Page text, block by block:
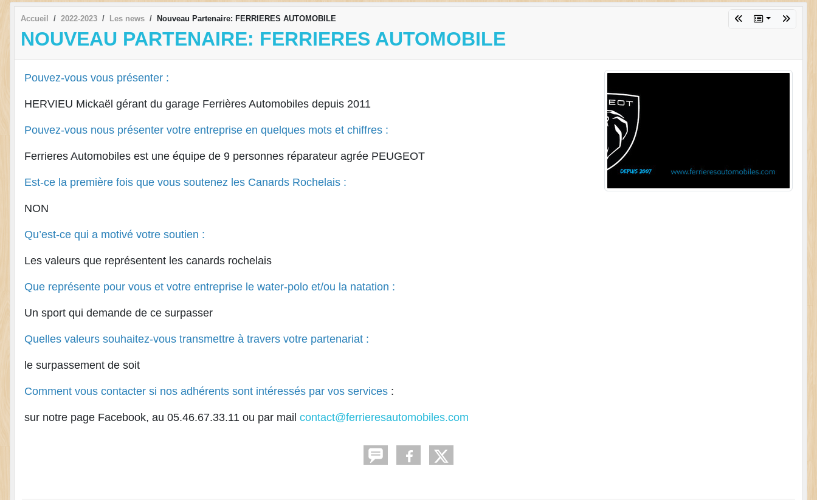
Accueil 2022-2023 Les news Nouveau Partenaire: FERRIERES AUTOMOBILE
NOUVEAU PARTENAIRE: FERRIERES AUTOMOBILE
Pouvez-vous vous présenter :
HERVIEU Mickaël gérant du garage Ferrières Automobiles depuis 2011
Pouvez-vous nous présenter votre entreprise en quelques mots et chiffres :
Ferrieres Automobiles est une équipe de 9 personnes réparateur agrée PEUGEOT
Est-ce la première fois que vous soutenez les Canards Rochelais :
NON
Qu’est-ce qui a motivé votre soutien :
Les valeurs que représentent les canards rochelais
Que représente pour vous et votre entreprise le water-polo et/ou la natation :
Un sport qui demande de ce surpasser
Quelles valeurs souhaitez-vous transmettre à travers votre partenariat :
le surpassement de soit
Comment vous contacter si nos adhérents sont intéressés par vos services :
sur notre page Facebook, au 05.46.67.33.11 ou par mail contact@ferrieresautomobiles.com